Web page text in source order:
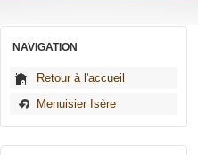
NAVIGATION
Retour à l'accueil
Menuisier Isère